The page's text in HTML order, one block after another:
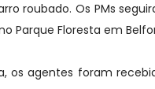
roubado. Os PMs
Parque Floresta em
os agentes foram